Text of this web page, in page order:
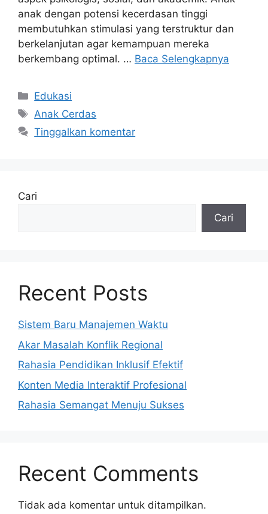
anak dengan potensi kecerdasan tinggi
membutuhkan stimulasi yang terstruktur dan
berkelanjutan agar kemampuan mereka
berkembang optimal. … Baca Selengkapnya
Kategori
Edukasi
Tag
Anak Cerdas
Tinggalkan komentar
Cari
Cari
Recent Posts
Sistem Baru Manajemen Waktu
Akar Masalah Konflik Regional
Rahasia Pendidikan Inklusif Efektif
Konten Media Interaktif Profesional
Rahasia Semangat Menuju Sukses
Recent Comments
Tidak ada komentar untuk ditampilkan.